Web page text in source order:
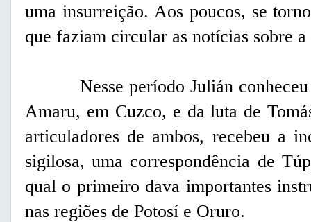
uma insurreição. Aos poucos, se
que faziam circular as notícias sobre
Nesse período Julián conheceu
Amaru, em Cuzco, e da luta de
articuladores de ambos, recebeu a
sigilosa, uma correspondência de
qual o primeiro dava importantes
nas regiões de Potosí e Oruro.